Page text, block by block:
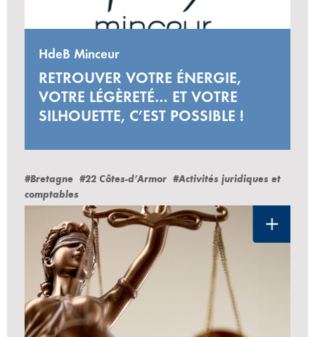
HdeB Minceur
RETROUVER VOTRE ÉNERGIE,
VOTRE LÉGÈRETÉ… ET VOTRE
SILHOUETTE, C’EST POSSIBLE !
#Bretagne #22 Côtes-d’Armor #Activités juridiques et
comptables